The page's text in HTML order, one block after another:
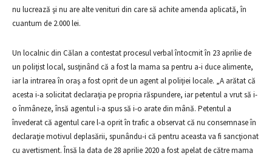
nu lucrează şi nu are alte venituri din care să achite amenda aplicată, în
cuantum de 2.000 lei.
Un localnic din Călan a contestat procesul verbal întocmit în 23 aprilie de
un poliţist local, susţinând că a fost la mama sa pentru a-i duce alimente,
iar la intrarea în oraş a fost oprit de un agent al poliţiei locale. „A arătat că
acesta i-a solicitat declaraţia pe propria răspundere, iar petentul a vrut să i-
o înmâneze, însă agentul i-a spus să i-o arate din mână. Petentul a
învederat că agentul care l-a oprit în trafic a observat că nu consemnase în
declaraţie motivul deplasării, spunându-i că pentru aceasta va fi sancţionat
cu avertisment. Însă la data de 28 aprilie 2020 a fost apelat de către mama